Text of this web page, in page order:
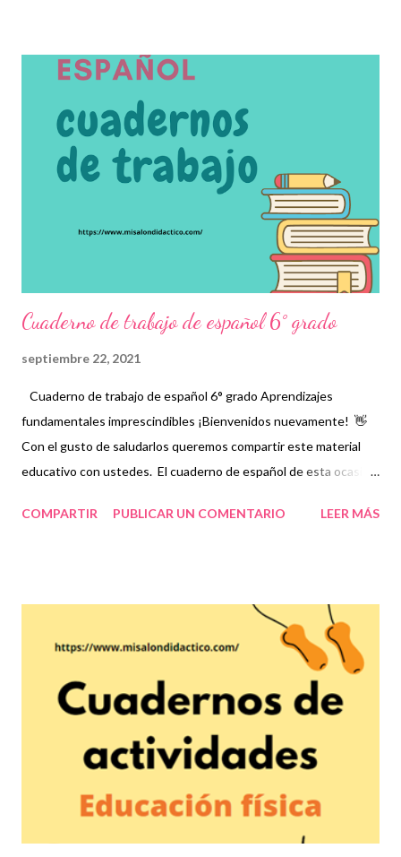
mediante desafíos y actividades que, en su momento, deberán
resolver y que les servirá como práctica para asuntos de la vida
cotidiana. Esperamos que este material sea de gran ayuda y
agradecemos a los autores recordando que nosotros
únicamente lo compartimos con fines informativos y educativos.
👏 Descarga material a continuación 👇 Cuaderno de trabajo de
español 5° grado ¡Gracias por tu visita! 😉 No ol...
Cuaderno de trabajo de español 6° grado
septiembre 22, 2021
Cuaderno de trabajo de español 6° grado Aprendizajes
fundamentales imprescindibles ¡Bienvenidos nuevamente! 👋
Con el gusto de saludarlos queremos compartir este material
educativo con ustedes. El cuaderno de español de esta ocasión
los niños deberán adquirir, de acuerdo a su nivel, para consolidar
mediante desafíos y actividades que, en su momento, deberán
resolver y que les servirá como práctica para asuntos de la vida
cotidiana. Esperamos que este material sea de gran ayuda y
agradecemos a los autores recordando que nosotros
👏 Descarga material a continuación 👇 Cuaderno de trabajo de
español 6° grado ¡Gracias por tu visita! 😉 No ol...
COMPARTIR PUBLICAR UN COMENTARIO LEER MÁS